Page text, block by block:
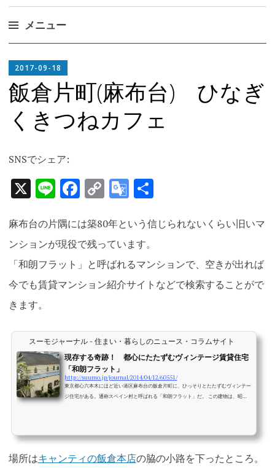
メニュー
ン
テ
ン
ツ
へ
キ
ッ
プ
2017-09-18
CHIEF
飯倉片町(麻布台) ひなぎ
くきつねカフェ
SNSでシェア:
X LineFacebook
CopyGoogle
共
麻布台の片隅には築80年という信じられないくらい旧いマ
ンションが現役で残っています。
「和朗フラット」と呼ばれるマンションで、空きが出れば
今でも賃貸マンション紹介サイトなどで検索することがで
きます。
スーモジャーナル - 住まい・暮らしのニュース・コラムサイト
現存する奇跡！ 都心にたたずむヴィンテージ賃貸住宅
「和朗フラット」
http://suumo.jp/journal/2014/04/12/60551/
東京都心六本木にほど近い港区麻布台の飯倉片町に、ひっそりとたたずむヴィンテー
ジ住宅がある。通称スペイン村と呼ばれる「和朗フラット」だ。 この建物は、昭和1
場所はキャンティの飯倉本店の脇の小路を下ったところ。